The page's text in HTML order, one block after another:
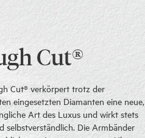
Cut®
Cut® verkörpert trotz der
eingesetzten Diamanten eine neue,
Art des Luxus und wirkt stets
selbstverständlich. Die Armbänder